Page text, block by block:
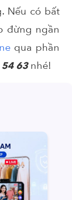
Nếu có bất
đừng ngần
qua phần
63nhé!